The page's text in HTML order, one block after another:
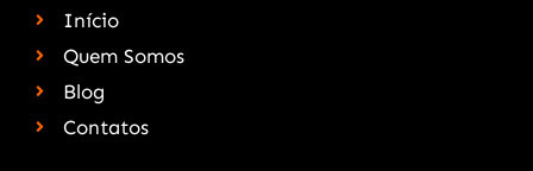
Início
Quem Somos
Blog
Contatos